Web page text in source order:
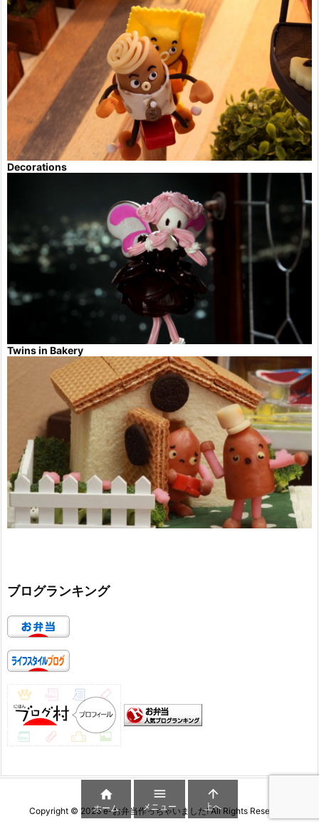
Decorations
Twins in Bakery
ブログランキング
Copyright © 2026 e-お弁当作っちゃいました!All Rights Reserved.

ホーム

メニュー

上へ